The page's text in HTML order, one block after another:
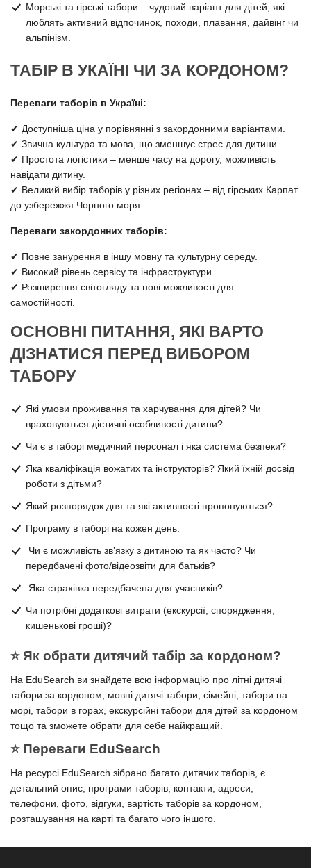
Морські та гірські табори – чудовий варіант для дітей, які
люблять активний відпочинок, походи, плавання, дайвінг чи
альпінізм.
ТАБІР В УКАЇНІ ЧИ ЗА КОРДОНОМ?
Переваги таборів в Україні:
✔ Доступніша ціна у порівнянні з закордонними варіантами.
✔ Звична культура та мова, що зменшує стрес для дитини.
✔ Простота логістики – менше часу на дорогу, можливість
навідати дитину.
✔ Великий вибір таборів у різних регіонах – від гірських Карпат
до узбережжя Чорного моря.
Переваги закордонних таборів:
✔ Повне занурення в іншу мовну та культурну середу.
✔ Високий рівень сервісу та інфраструктури.
✔ Розширення світогляду та нові можливості для
самостійності.
ОСНОВНІ ПИТАННЯ, ЯКІ ВАРТО
ДІЗНАТИСЯ ПЕРЕД ВИБОРОМ
ТАБОРУ
Які умови проживання та харчування для дітей? Чи
враховуються дієтичні особливості дитини?
Чи є в таборі медичний персонал і яка система безпеки?
Яка кваліфікація вожатих та інструкторів? Який їхній досвід
роботи з дітьми?
Який розпорядок дня та які активності пропонуються?
Програму в таборі на кожен день.
Чи є можливість зв’язку з дитиною та як часто? Чи
передбачені фото/відеозвіти для батьків?
Яка страхівка передбачена для учасників?
Чи потрібні додаткові витрати (екскурсії, спорядження,
кишенькові гроші)?
⭐️ Як обрати дитячий табір за кордоном?
На EduSearch ви знайдете всю інформацію про літні дитячі
табори за кордоном, мовні дитячі табори, сімейні, табори на
морі, табори в горах, екскурсійні табори для дітей за кордоном
тощо та зможете обрати для себе найкращий.
⭐️ Переваги EduSearch
На ресурсі EduSearch зібрано багато дитячих таборів, є
детальний опис, програми таборів, контакти, адреси,
телефони, фото, відгуки, вартість таборів за кордоном,
розташування на карті та багато чого іншого.